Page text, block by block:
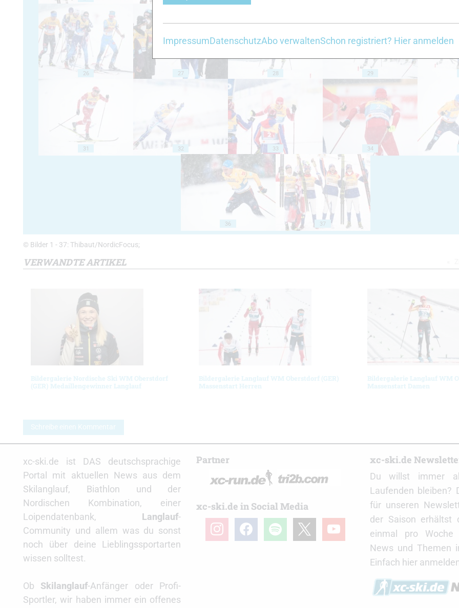
26 27 28 29
31 32 33 34
36 37
© Bilder 1 - 37: Thibaut/NordicFocus;
VERWANDTE ARTIKEL
Bildergalerie Nordische Ski WM Oberstdorf
(GER) Medaillengewinner Langlauf
Bildergalerie Langlauf WM Oberstdorf (GER)
Massenstart Herren
Bildergalerie Langlauf WM
Massenstart Damen
Schreibe einen Kommentar
xc-ski.de ist DAS deutschsprachige
Portal mit aktuellen News aus dem
Skilanglauf, Biathlon und der
Nordischen Kombination, einer
Loipendatenbank, Langlauf-
Community und allem was du sonst
noch über deine Lieblingssportarten
wissen solltest.
Ob Skilanglauf-Anfänger oder Profi-
Sportler, wir haben immer ein offenes
Partner
xc-ski.de in Social Media
instagramfacebookspotify youtube
xc-ski.de
Du willst immer
Laufenden bleiben?
für unseren
der Saison erhältst
einmal pro Woche
News und Themen
Einfach hier
ImpressumDatenschutzAbo verwaltenSchon registriert? Hier anmelden